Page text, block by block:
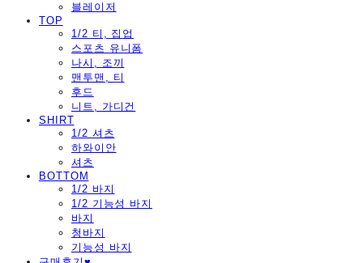
블레이저
TOP
1/2 티, 집업
스포츠 유니폼
나시, 조끼
맨투맨, 티
후드
니트, 가디건
SHIRT
1/2 셔츠
하와이안
셔츠
BOTTOM
1/2 바지
1/2 기능성 바지
바지
청바지
기능성 바지